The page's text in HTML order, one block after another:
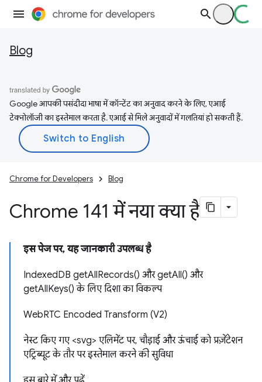
Blog
Google आपकी पसंदीदा भाषा में कॉन्टेंट का अनुवाद करने के लिए, एआई
टेक्नोलॉजी का इस्तेमाल करता है. एआई से मिले अनुवादों में गलतियां हो सकती हैं.
Chrome for Developers Blog
Chrome 141 में नया क्या है
इस पेज पर, यह जानकारी उपलब्ध है
IndexedDB getAllRecords() और getAll() और
getAllKeys() के लिए दिशा का विकल्प
WebRTC Encoded Transform (V2)
नेस्ट किए गए <svg> एलिमेंट पर, चौड़ाई और ऊंचाई को प्रज़ेंटेशन
एट्रिब्यूट के तौर पर इस्तेमाल करने की सुविधा